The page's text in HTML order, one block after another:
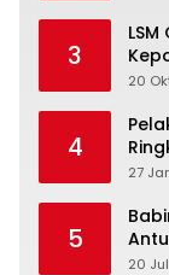
3
20
4
27
5
20